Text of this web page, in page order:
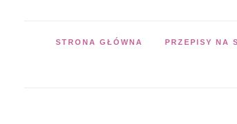
STRONA GŁÓWNA PRZEPISY NA